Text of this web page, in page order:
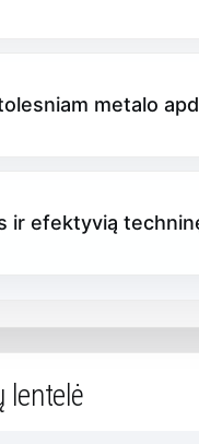
metalo
ir efektyvią
lentelė